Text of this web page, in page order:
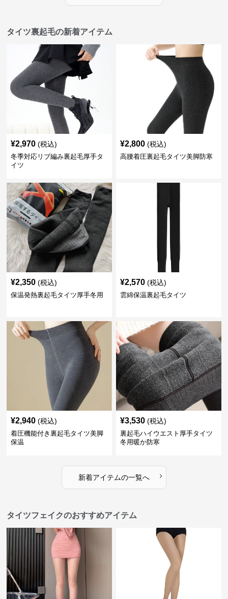
タイツ裏起毛の新着アイテム
¥2,970 (税込)
冬季対応リブ編み裏起毛厚手タ
イツ
¥2,800 (税込)
高腰着圧裏起毛タイツ美脚防寒
¥2,350 (税込)
保温発熱裏起毛タイツ厚手冬用
¥2,570 (税込)
雲綿保温裏起毛タイツ
¥2,940 (税込)
着圧機能付き裏起毛タイツ美脚
保温
¥3,530 (税込)
裏起毛ハイウエスト厚手タイツ
冬用暖か防寒
新着アイテムの一覧へ ›
タイツフェイクのおすすめアイテム